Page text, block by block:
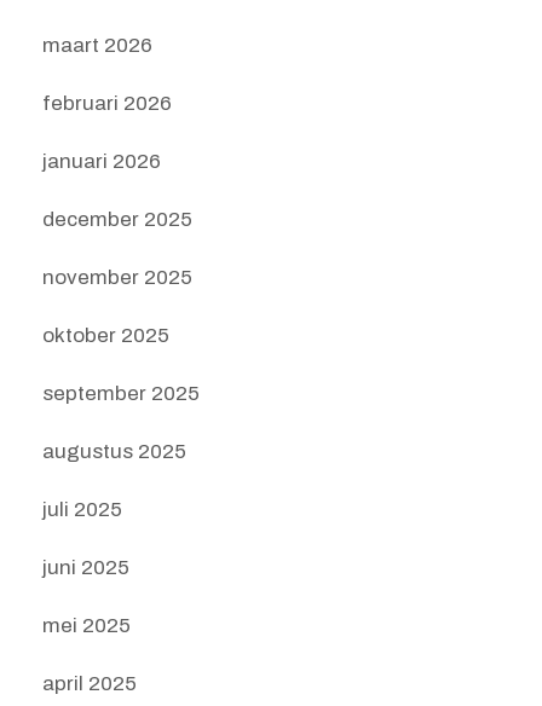
maart 2026
februari 2026
januari 2026
december 2025
november 2025
oktober 2025
september 2025
augustus 2025
juli 2025
juni 2025
mei 2025
april 2025